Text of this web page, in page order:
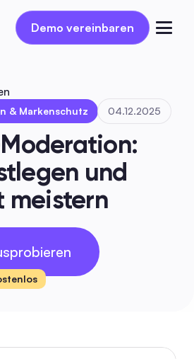
Demo vereinbaren
Demo vereinbaren
& Markenschutz 04.12.2025
und
meistern